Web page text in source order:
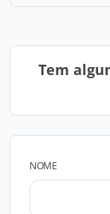
Tem
NOME